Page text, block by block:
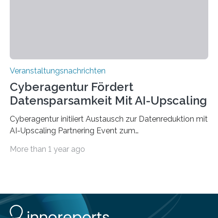
Veranstaltungsnachrichten
Cyberagentur Fördert
Datensparsamkeit Mit AI-Upscaling
Cyberagentur initiiert Austausch zur Datenreduktion mit
AI-Upscaling Partnering Event zum
innovative DatenverarbeitungDie Agentur für
Entwicklung von Technologien zur gezielten
Datenreduktion und Rekonstruktion in schwierigen
More than 1 year ago